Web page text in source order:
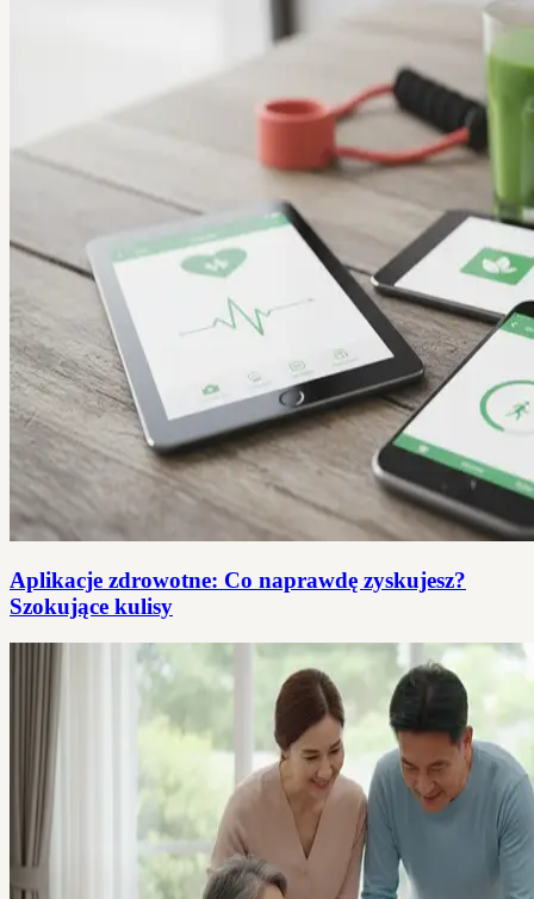
Aplikacje zdrowotne: Co naprawdę zyskujesz?
Szokujące kulisy